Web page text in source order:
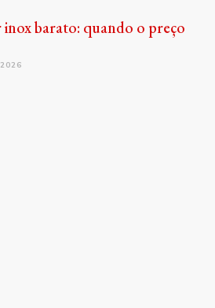
barato: quando o preço